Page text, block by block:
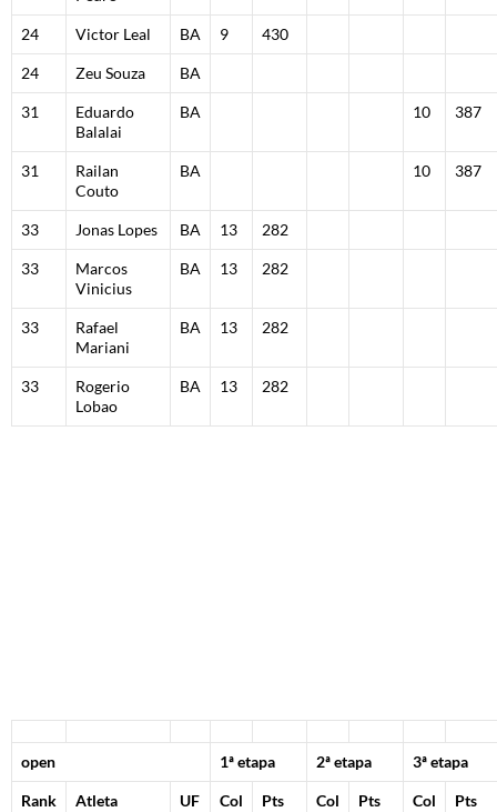
24 Victor Leal BA 9 430
24 Zeu Souza BA
31
Eduardo
Balalai
BA 10 387
31
Railan
Couto
BA 10 387
33 Jonas Lopes BA 13 282
33
Marcos
Vinicius
BA 13 282
33
Rafael
Mariani
BA 13 282
33
Rogerio
Lobao
BA 13 282
open 1ª etapa 2ª etapa 3ª etapa
Rank Atleta UF Col Pts Col Pts Col Pts